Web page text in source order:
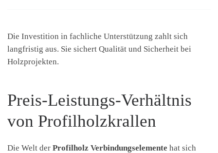
Die Investition in fachliche Unterstützung zahlt sich
langfristig aus. Sie sichert Qualität und Sicherheit bei
Holzprojekten.
Preis-Leistungs-Verhältnis
von Profilholzkrallen
Die Welt der Profilholz Verbindungselemente hat sich